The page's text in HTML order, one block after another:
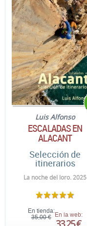
Luis Alfonso
ESCALADAS EN
ALACANT
Selección de
itinerarios
La noche del loro. 2025
En tienda:
35,00 € En la web: